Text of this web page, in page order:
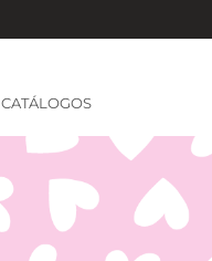
CATÁLOGOS